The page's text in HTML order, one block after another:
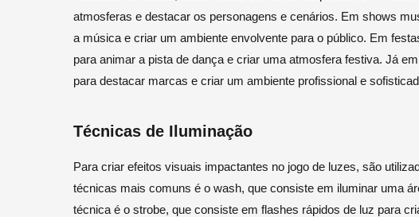
atmosferas e destacar os personagens e cenários. Em shows
a música e criar um ambiente envolvente para o público. Em
para animar a pista de dança e criar uma atmosfera festiva. Já
para destacar marcas e criar um ambiente profissional e
Técnicas de Iluminação
Para criar efeitos visuais impactantes no jogo de luzes, são
técnicas mais comuns é o wash, que consiste em iluminar uma
técnica é o strobe, que consiste em flashes rápidos de luz para